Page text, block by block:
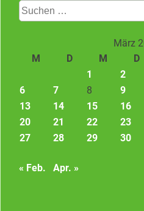
Suchen
nach:
März
M
D M D
1
2
6
7 8 9
13
14 15 16
20
21 22 23
27
28 29 30
« Feb. Apr. »